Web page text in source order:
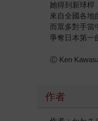
她得到新球桿
來自全國各地
而眾多對手當
爭奪日本第一
Ⓒ Ken
作者